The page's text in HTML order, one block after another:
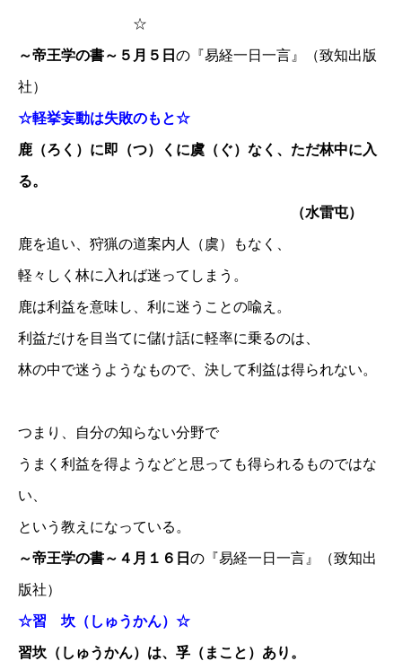
☆
～帝王学の書～５月５日 の『易経一日一言』（致知出版
社）
☆軽挙妄動は失敗のもと☆
鹿（ろく）に即（つ）くに虞（ぐ）なく、ただ林中に入
る。
（水雷屯）
鹿を追い、狩猟の道案内人（虞）もなく、
軽々しく林に入れば迷ってしまう。
鹿は利益を意味し、利に迷うことの喩え。
利益だけを目当てに儲け話に軽率に乗るのは、
林の中で迷うようなもので、決して利益は得られない。
つまり、自分の知らない分野で
うまく利益を得ようなどと思っても得られるものではな
い、
という教えになっている。
～帝王学の書～４月１６日 の『易経一日一言』（致知出
版社）
☆習 坎（しゅうかん）☆
習坎（しゅうかん）は、孚（まこと）あり。